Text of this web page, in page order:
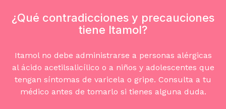
¿Qué contradicciones y precauciones
tiene Itamol?
Itamol no debe administrarse a personas alérgicas
al ácido acetilsalicílico o a niños y adolescentes que
tengan síntomas de varicela o gripe. Consulta a tu
médico antes de tomarlo si tienes alguna duda.